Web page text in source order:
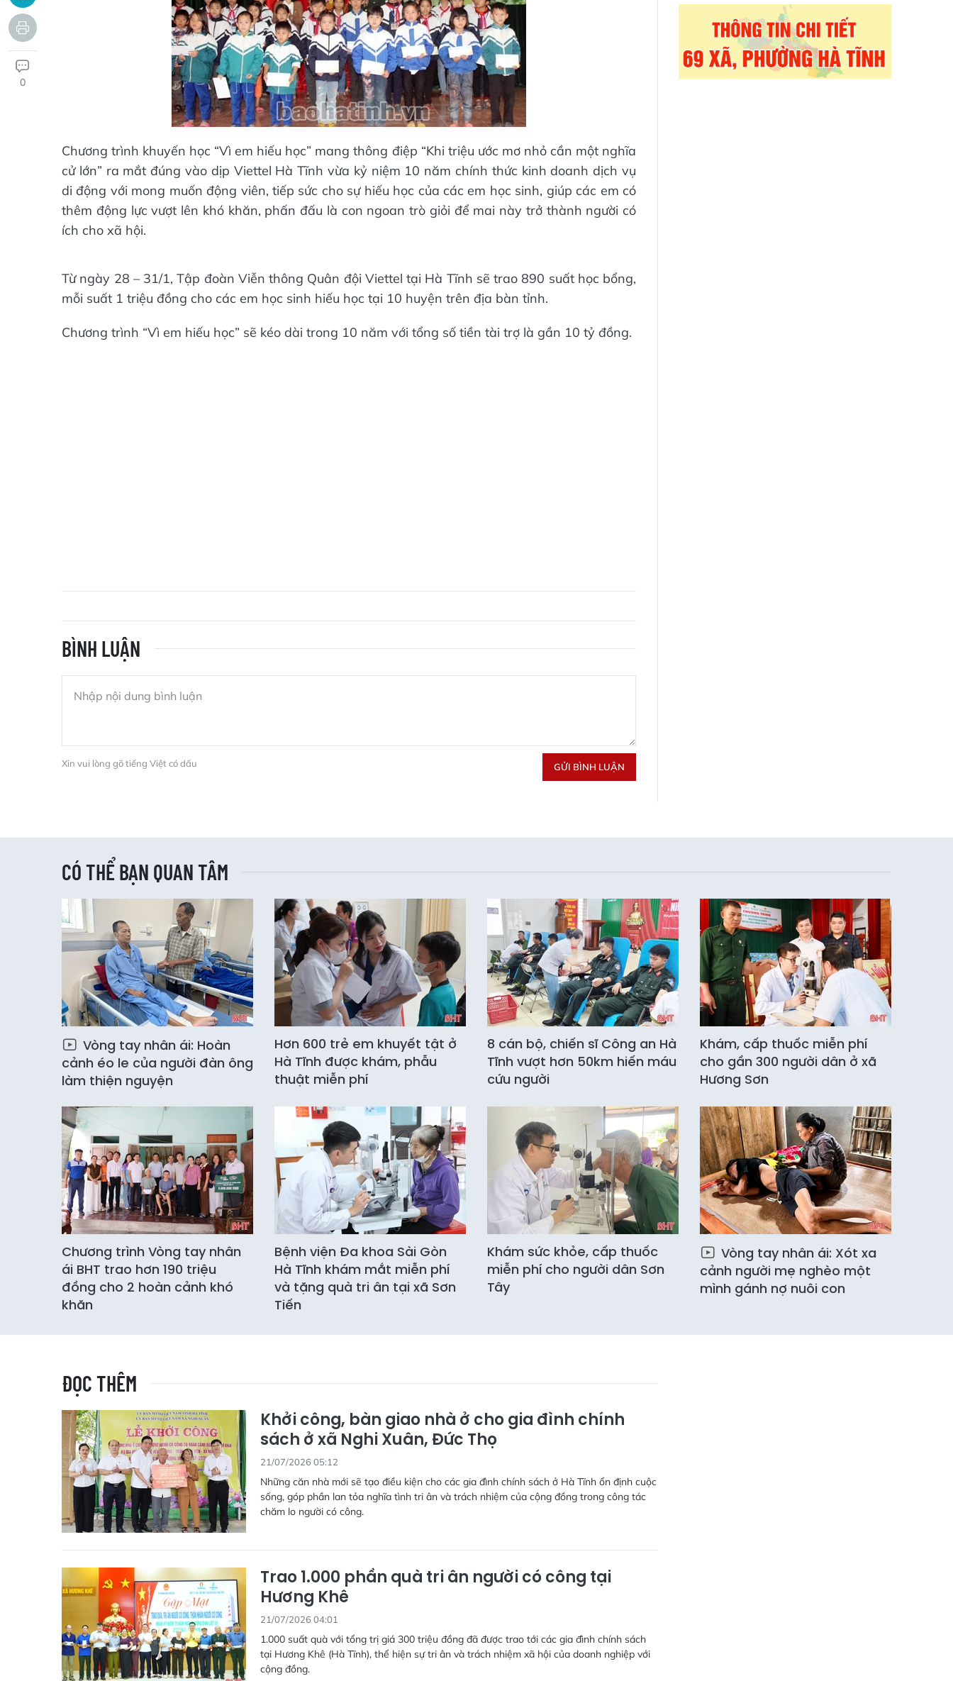
0
Chương trình khuyến học “Vì em hiếu học” mang thông điệp “Khi triệu ước mơ nhỏ cần một nghĩa
cử lớn” ra mắt đúng vào dịp Viettel Hà Tĩnh vừa kỷ niệm 10 năm chính thức kinh doanh dịch vụ
di động với mong muốn động viên, tiếp sức cho sự hiếu học của các em học sinh, giúp các em có
thêm động lực vượt lên khó khăn, phấn đấu là con ngoan trò giỏi để mai này trở thành người có
ích cho xã hội.
Từ ngày 28 – 31/1, Tập đoàn Viễn thông Quân đội Viettel tại Hà Tĩnh sẽ trao 890 suất học bổng,
mỗi suất 1 triệu đồng cho các em học sinh hiếu học tại 10 huyện trên địa bàn tỉnh.
Chương trình “Vì em hiếu học” sẽ kéo dài trong 10 năm với tổng số tiền tài trợ là gần 10 tỷ đồng.
BÌNH LUẬN
Xin vui lòng gõ tiếng Việt có dấu GỬI BÌNH LUẬN
CÓ THỂ BẠN QUAN TÂM
Vòng tay nhân ái: Hoàn
cảnh éo le của người đàn ông
làm thiện nguyện
Hơn 600 trẻ em khuyết tật ở
Hà Tĩnh được khám, phẫu
thuật miễn phí
8 cán bộ, chiến sĩ Công an Hà
Tĩnh vượt hơn 50km hiến máu
cứu người
Khám, cấp thuốc miễn phí
cho gần 300 người dân ở xã
Hương Sơn
Chương trình Vòng tay nhân
ái BHT trao hơn 190 triệu
đồng cho 2 hoàn cảnh khó
khăn
Bệnh viện Đa khoa Sài Gòn
Hà Tĩnh khám mắt miễn phí
và tặng quà tri ân tại xã Sơn
Tiến
Khám sức khỏe, cấp thuốc
miễn phí cho người dân Sơn
Tây
Vòng tay nhân ái: Xót xa
cảnh người mẹ nghèo một
mình gánh nợ nuôi con
ĐỌC THÊM
Khởi công, bàn giao nhà ở cho gia đình chính
sách ở xã Nghi Xuân, Đức Thọ
21/07/2026 05:12
Những căn nhà mới sẽ tạo điều kiện cho các gia đình chính sách ở Hà Tĩnh ổn định cuộc
sống, góp phần lan tỏa nghĩa tình tri ân và trách nhiệm của cộng đồng trong công tác
chăm lo người có công.
Trao 1.000 phần quà tri ân người có công tại
Hương Khê
21/07/2026 04:01
1.000 suất quà với tổng trị giá 300 triệu đồng đã được trao tới các gia đình chính sách
tại Hương Khê (Hà Tĩnh), thể hiện sự tri ân và trách nhiệm xã hội của doanh nghiệp với
cộng đồng.